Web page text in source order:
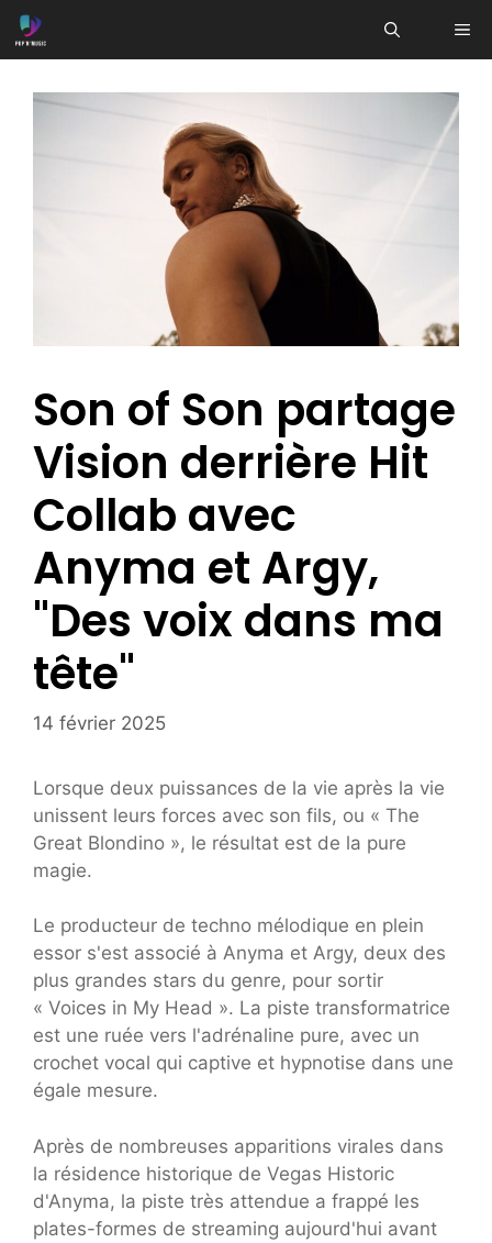
Aller
au
Son of Son partage
Vision derrière Hit
Collab avec
Anyma et Argy,
"Des voix dans ma
tête"
14 février 2025
Lorsque deux puissances de la vie après la vie
unissent leurs forces avec son fils, ou « The
Great Blondino », le résultat est de la pure
magie.
Le producteur de techno mélodique en plein
essor s'est associé à Anyma et Argy, deux des
plus grandes stars du genre, pour sortir
« Voices in My Head ». La piste transformatrice
est une ruée vers l'adrénaline pure, avec un
crochet vocal qui captive et hypnotise dans une
égale mesure.
Après de nombreuses apparitions virales dans
la résidence historique de Vegas Historic
d'Anyma, la piste très attendue a frappé les
plates-formes de streaming aujourd'hui avant